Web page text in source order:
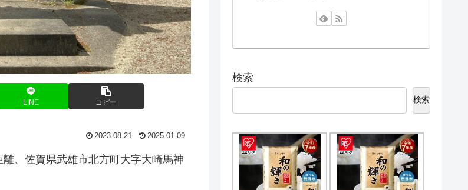
LINE コピー
2023.08.21 2025.01.09
、佐賀県武雄市北方町大字大崎馬神
検索
検索